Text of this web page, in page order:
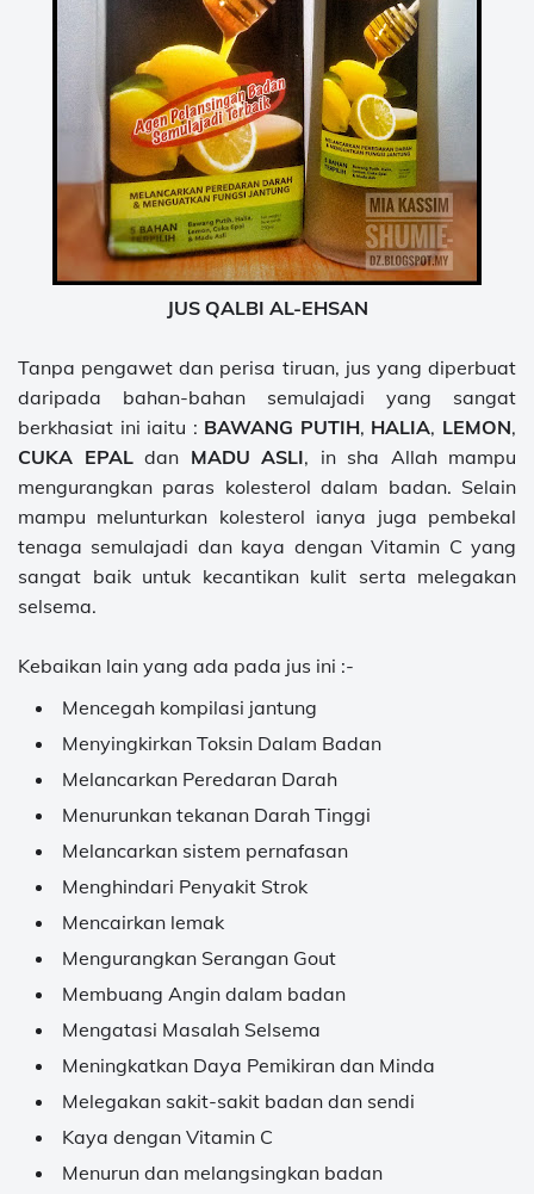
JUS QALBI AL-EHSAN
Tanpa pengawet dan perisa tiruan, jus yang diperbuat
daripada bahan-bahan semulajadi yang sangat
berkhasiat ini iaitu : BAWANG PUTIH, HALIA, LEMON,
CUKA EPALdan MADU ASLI, in sha Allah mampu
mengurangkan paras kolesterol dalam badan. Selain
mampu melunturkan kolesterol ianya juga pembekal
tenaga semulajadi dan kaya dengan Vitamin C yang
sangat baik untuk kecantikan kulit serta melegakan
selsema.
Kebaikan lain yang ada pada jus ini :-
Mencegah kompilasi jantung
Menyingkirkan Toksin Dalam Badan
Melancarkan Peredaran Darah
Menurunkan tekanan Darah Tinggi
Melancarkan sistem pernafasan
Menghindari Penyakit Strok
Mencairkan lemak
Mengurangkan Serangan Gout
Membuang Angin dalam badan
Mengatasi Masalah Selsema
Meningkatkan Daya Pemikiran dan Minda
Melegakan sakit-sakit badan dan sendi
Kaya dengan Vitamin C
Menurun dan melangsingkan badan